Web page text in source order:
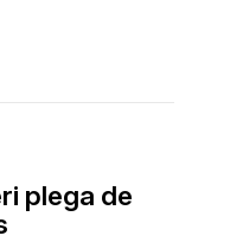
plega de